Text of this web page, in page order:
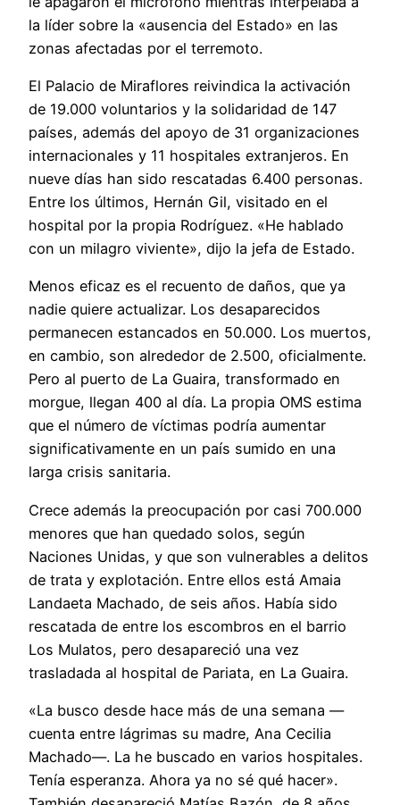
la líder sobre la «ausencia del Estado» en las
zonas afectadas por el terremoto.
El Palacio de Miraflores reivindica la activación
de 19.000 voluntarios y la solidaridad de 147
países, además del apoyo de 31 organizaciones
internacionales y 11 hospitales extranjeros. En
nueve días han sido rescatadas 6.400 personas.
Entre los últimos, Hernán Gil, visitado en el
hospital por la propia Rodríguez. «He hablado
con un milagro viviente», dijo la jefa de Estado.
Menos eficaz es el recuento de daños, que ya
nadie quiere actualizar. Los desaparecidos
permanecen estancados en 50.000. Los muertos,
en cambio, son alrededor de 2.500, oficialmente.
Pero al puerto de La Guaira, transformado en
morgue, llegan 400 al día. La propia OMS estima
que el número de víctimas podría aumentar
significativamente en un país sumido en una
larga crisis sanitaria.
Crece además la preocupación por casi 700.000
menores que han quedado solos, según
Naciones Unidas, y que son vulnerables a delitos
de trata y explotación. Entre ellos está Amaia
Landaeta Machado, de seis años. Había sido
rescatada de entre los escombros en el barrio
Los Mulatos, pero desapareció una vez
trasladada al hospital de Pariata, en La Guaira.
«La busco desde hace más de una semana —
cuenta entre lágrimas su madre, Ana Cecilia
Machado—. La he buscado en varios hospitales.
Tenía esperanza. Ahora ya no sé qué hacer».